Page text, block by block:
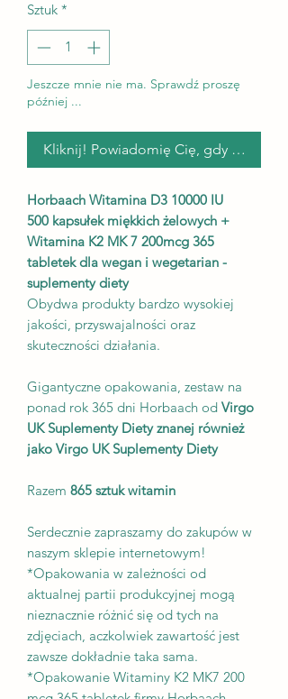
Sztuk *
Jeszcze mnie nie ma. Sprawdź proszę
później ...
Kliknij! Powiadomię Cię, gdy już będę
Horbaach Witamina D3 10000 IU
500 kapsułek miękkich żelowych +
Witamina K2 MK 7 200mcg 365
tabletek dla wegan i wegetarian -
suplementy diety
Obydwa produkty bardzo wysokiej
jakości, przyswajalności oraz
skuteczności działania.
Gigantyczne opakowania, zestaw na
ponad rok 365 dni Horbaach od Virgo
UK Suplementy Diety znanej również
jako Virgo UK Suplementy Diety
Razem 865 sztuk witamin
Serdecznie zapraszamy do zakupów w
naszym sklepie internetowym!
*Opakowania w zależności od
aktualnej partii produkcyjnej mogą
nieznacznie różnić się od tych na
zdjęciach, aczkolwiek zawartość jest
zawsze dokładnie taka sama.
*Opakowanie Witaminy K2 MK7 200